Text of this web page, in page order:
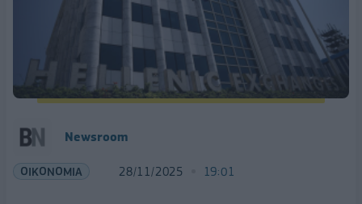
Newsroom
ΟΙΚΟΝΟΜΙΑ 28/11/2025 19:01